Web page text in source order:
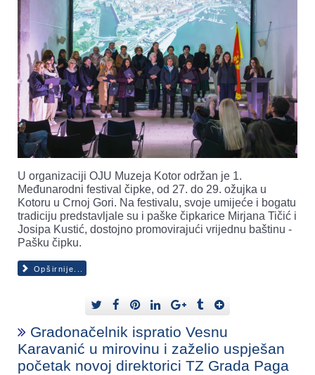
U organizaciji OJU Muzeja Kotor održan je 1.
Međunarodni festival čipke, od 27. do 29. ožujka u
Kotoru u Crnoj Gori. Na festivalu, svoje umijeće i bogatu
tradiciju predstavljale su i paške čipkarice Mirjana Tičić i
Josipa Kustić, dostojno promovirajući vrijednu baštinu -
Pašku čipku.
Opširnije...
Gradonačelnik ispratio Vesnu
Karavanić u mirovinu i zaželio uspješan
početak novoj direktorici TZ Grada Paga